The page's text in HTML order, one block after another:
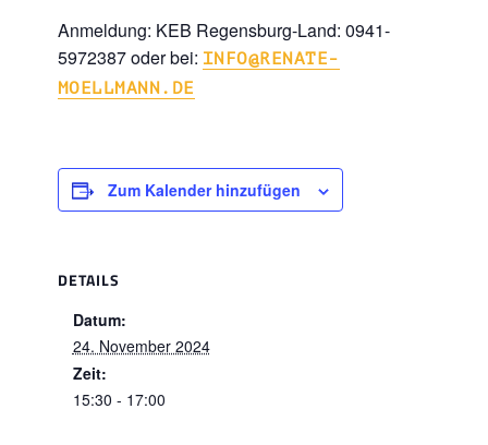
Anmeldung: KEB Regensburg-Land: 0941-
5972387 oder bei: INFO@RENATE-
MOELLMANN.DE
Zum Kalender hinzufügen
DETAILS
Datum:
24. November 2024
Zeit:
15:30 - 17:00